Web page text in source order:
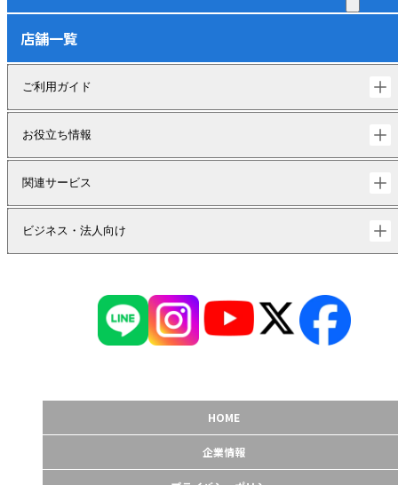
店舗一覧
ご利用ガイド
お役立ち情報
関連サービス
ビジネス・法人向け
HOME
企業情報